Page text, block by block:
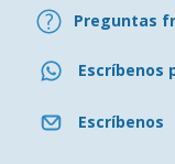
Preguntas
Escríbenos
Escríbenos